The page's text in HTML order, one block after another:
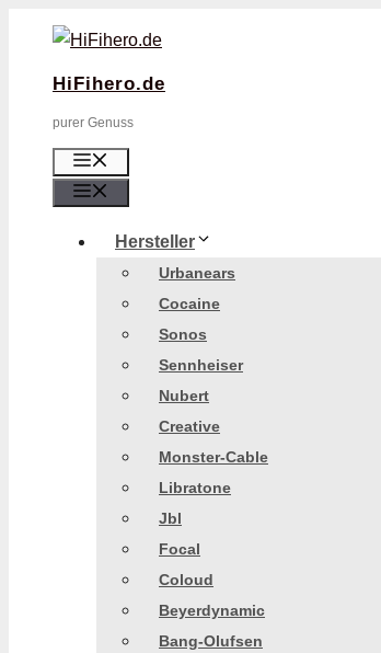
springenHiFihero.de
purer Genuss
Hersteller
Urbanears
Cocaine
Sonos
Sennheiser
Nubert
Creative
Monster-Cable
Libratone
Jbl
Focal
Coloud
Beyerdynamic
Bang-Olufsen